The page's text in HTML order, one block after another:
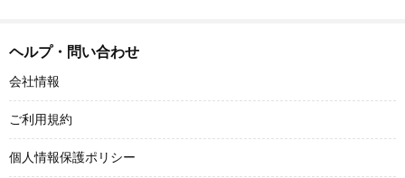
ヘルプ・問い合わせ
会社情報
ご利用規約
個人情報保護ポリシー